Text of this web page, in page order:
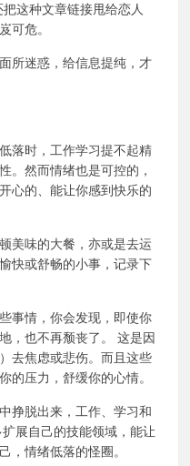
这种文章链接甩给恋人
可危。
所迷惑，给信息提纯，才
落时，工作学习提不起精
。然而情绪也是可控的，
心的、能让你感到快乐的
美味的大餐，亦或是去运
快或舒畅的小事，记录下
事情，你会发现，即使你
，也不再颓丧了。 这是因
去焦虑或悲伤。而且这些
的压力，舒缓你的心情。
挣脱出来，工作、学习和
展自己的技能领域，能让
，情绪低落的怪圈。